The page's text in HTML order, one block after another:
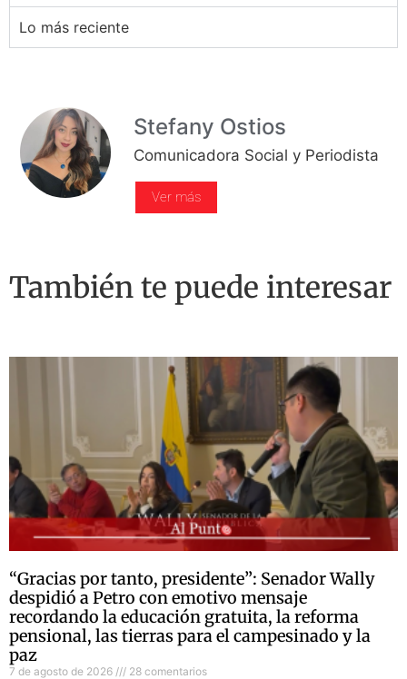
Lo más reciente
Stefany Ostios
Comunicadora Social y Periodista
Ver más
También te puede interesar
“Gracias por tanto, presidente”: Senador Wally
despidió a Petro con emotivo mensaje
recordando la educación gratuita, la reforma
pensional, las tierras para el campesinado y la
paz
7 de agosto de 2026 28 comentarios